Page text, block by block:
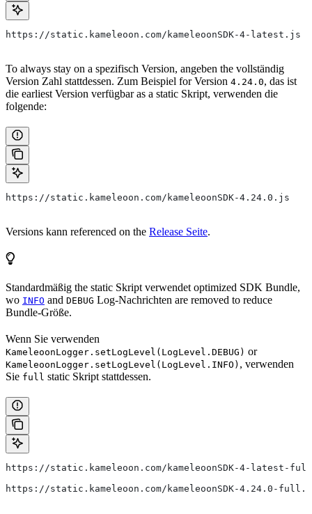
https://static.kameleoon.com/kameleoonSDK-4-latest.js
To always stay on a spezifisch Version, angeben the vollständig
Version Zahl stattdessen. Zum Beispiel for Version 4.24.0, das ist
die earliest Version verfügbar as a static Skript, verwenden die
folgende:
https://static.kameleoon.com/kameleoonSDK-4.24.0.js
Versions kann referenced on the Release Seite.
Standardmäßig the static Skript verwendet optimized SDK Bundle,
wo INFO and DEBUG Log-Nachrichten are removed to reduce
Bundle-Größe.
Wenn Sie verwenden
KameleoonLogger.setLogLevel(LogLevel.DEBUG) or
KameleoonLogger.setLogLevel(LogLevel.INFO) , verwenden
Sie full static Skript stattdessen.
https://static.kameleoon.com/kameleoonSDK-4-latest-
https://static.kameleoon.com/kameleoonSDK-4.24.0-